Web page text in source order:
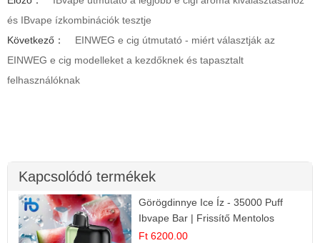
és IBvape ízkombinációk tesztje
Következő：
EINWEG e cig útmutató - miért választják az
EINWEG e cig modelleket a kezdőknek és tapasztalt
felhasználóknak
Kapcsolódó termékek
Görögdinnye Ice Íz - 35000 Puff
Ibvape Bar | Frissítő Mentolos
Élmény!
Ft 6200.00